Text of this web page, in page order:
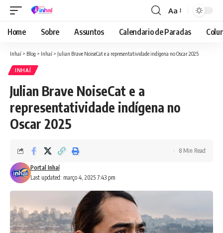
Font
Resizer
Aa
Home Sobre Assuntos Calendario de Paradas
Inhaí > Blog > Inhaí > Julian Brave NoiseCat e a representatividade indígena no Oscar 2025
INHAÍ
Julian Brave NoiseCat e a
representatividade indígena no
Oscar 2025
Last updated: março 4, 2025 7:43 pm
Portal Inhaí
8 Min Read